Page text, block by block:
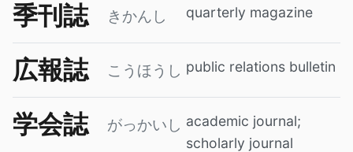
季刊誌 きかんし quarterly magazine
広報誌 こうほうし public relations bulletin
学会誌 がっかいし academic journal;
scholarly journal